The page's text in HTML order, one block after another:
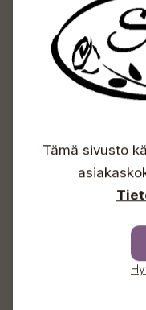
Sundin
Avoinna
Info & vaihde
Tämä sivusto